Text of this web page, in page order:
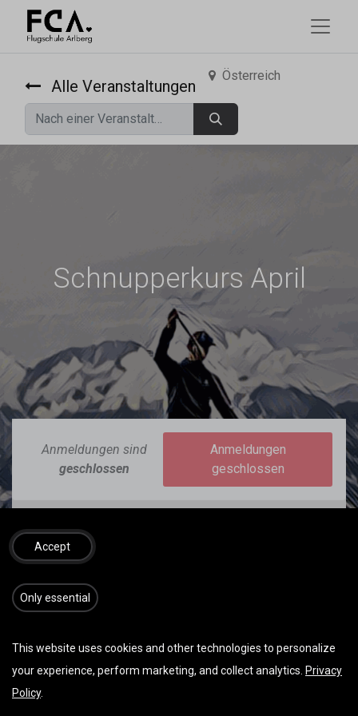
Alle Veranstaltungen
Österreich
Schnupperkurs April
Anmeldungen sind
geschlossen
Anmeldungen
geschlossen
DATUM & UHRZEIT
08:30 13:00( Europe/Berlin)
Zu Kalender hinzufügen
Accept
​​​Only essential
This website uses cookies and other technologies to personalize
your experience, perform marketing, and collect analytics. Privacy
Policy.